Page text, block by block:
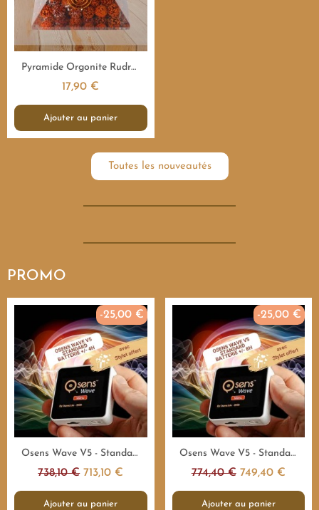
Aperçu rapide Pyramide Orgonite Rudraksha Sacrée - 7,5 cm
17,90 €
Ajouter au panier
Toutes les nouveautés
PROMO
Aperçu rapide
-25,00 €
Osens Wave V5 - Standard 55.000Hz - 4H - Emetteur fréquences
738,10 € 713,10 €
Ajouter au panier
Aperçu rapide
-25,00 €
Osens Wave V5 - Standard 55.000Hz - 8H - Emetteur fréquences
774,40 € 749,40 €
Ajouter au panier